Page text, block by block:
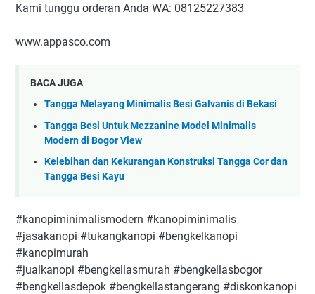
Kami tunggu orderan Anda WA: 08125227383
www.appasco.com
BACA JUGA
Tangga Melayang Minimalis Besi Galvanis di Bekasi
Tangga Besi Untuk Mezzanine Model Minimalis
Modern di Bogor View
Kelebihan dan Kekurangan Konstruksi Tangga Cor dan
Tangga Besi Kayu
#kanopiminimalismodern #kanopiminimalis
#jasakanopi #tukangkanopi #bengkelkanopi
#kanopimurah
#jualkanopi #bengkellasmurah #bengkellasbogor
#bengkellasdepok #bengkellastangerang #diskonkanopi